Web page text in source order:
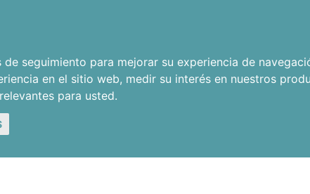
seguimiento para mejorar su experiencia de
en el sitio web, medir su interés en nuestros
para usted.